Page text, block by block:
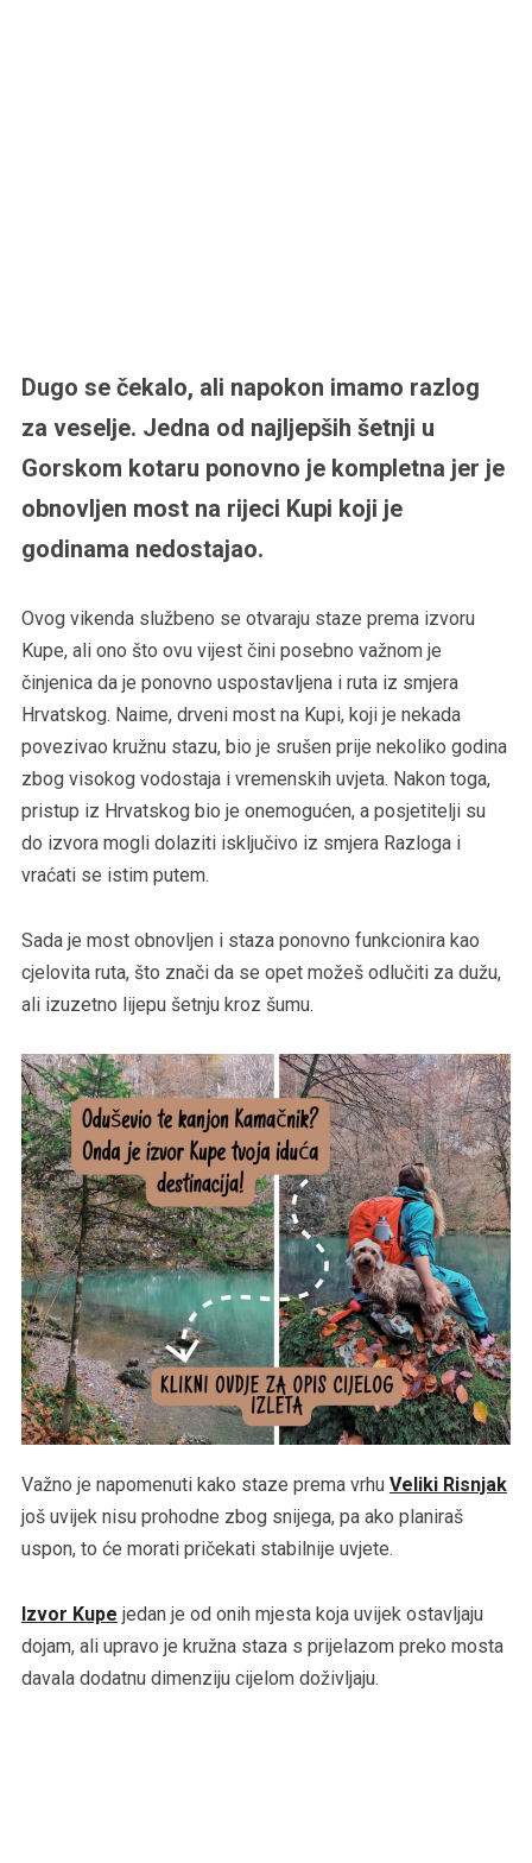
Dugo se čekalo, ali napokon imamo razlog
za veselje. Jedna od najljepših šetnji u
Gorskom kotaru ponovno je kompletna jer je
obnovljen most na rijeci Kupi koji je
godinama nedostajao.
Ovog vikenda službeno se otvaraju staze prema izvoru
Kupe, ali ono što ovu vijest čini posebno važnom je
činjenica da je ponovno uspostavljena i ruta iz smjera
Hrvatskog. Naime, drveni most na Kupi, koji je nekada
povezivao kružnu stazu, bio je srušen prije nekoliko godina
zbog visokog vodostaja i vremenskih uvjeta. Nakon toga,
pristup iz Hrvatskog bio je onemogućen, a posjetitelji su
do izvora mogli dolaziti isključivo iz smjera Razloga i
vraćati se istim putem.
Sada je most obnovljen i staza ponovno funkcionira kao
cjelovita ruta, što znači da se opet možeš odlučiti za dužu,
ali izuzetno lijepu šetnju kroz šumu.
Važno je napomenuti kako staze prema vrhu Veliki Risnjak
još uvijek nisu prohodne zbog snijega, pa ako planiraš
uspon, to će morati pričekati stabilnije uvjete.
Izvor Kupe jedan je od onih mjesta koja uvijek ostavljaju
dojam, ali upravo je kružna staza s prijelazom preko mosta
davala dodatnu dimenziju cijelom doživljaju.